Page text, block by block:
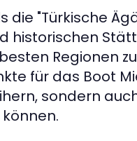
die "Türkische
Regionen
für das Boot
sondern